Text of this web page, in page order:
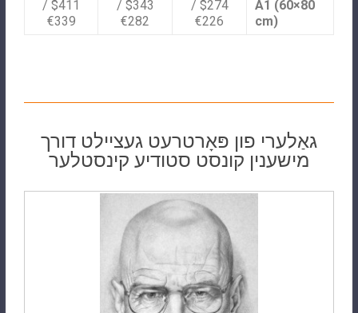
A1 (60×80
cm)
$274 /
€226
$343 /
€282
$411 /
€339
גאַלערי פון פּאָרטרעט געציילט דורך
מישענין קונסט סטודיע קינסטלער